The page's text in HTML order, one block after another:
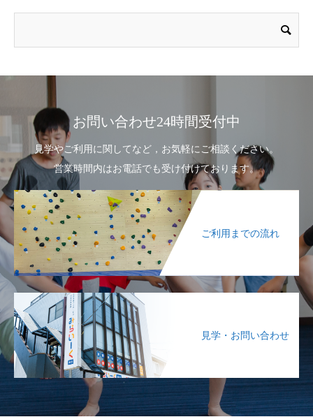
お問い合わせ24時間受付中
見学やご利用に関してなど，お気軽にご相談ください。
営業時間内はお電話でも受け付けております。
ご利用までの流れ
見学・お問い合わせ